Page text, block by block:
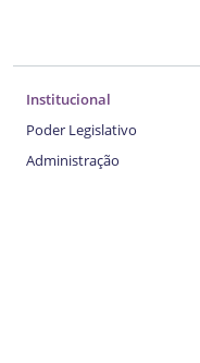
Institucional
Poder Legislativo
Administração